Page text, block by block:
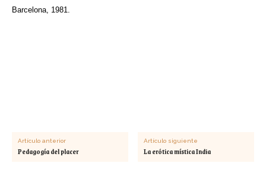
Barcelona, 1981.
Artículo anterior
Pedagogía del placer
Artículo siguiente
La erótica mística India